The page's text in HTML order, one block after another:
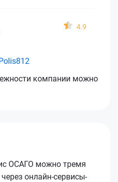
4.9
компании можно
ОСАГО можно тремя
онлайн-сервисы-